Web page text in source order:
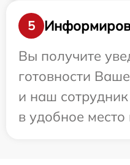
5
Вы получите
готовности
и наш
в удобное место